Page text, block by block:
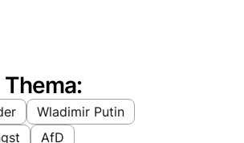
Wladimir Putin
AfD